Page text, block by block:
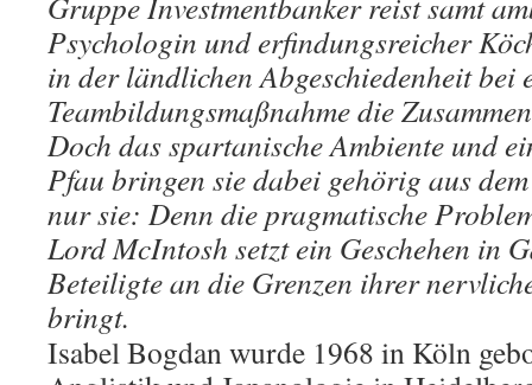
Psychologin und erfindungsreicher
in der ländlichen Abgeschiedenheit bei
Teambildungsmaßnahme die
Doch das spartanische Ambiente und
Pfau bringen sie dabei gehörig aus
nur sie: Denn die pragmatische
Lord McIntosh setzt ein Geschehen in
Beteiligte an die Grenzen ihrer
bringt.
Isabel Bogdan wurde 1968 in Köln